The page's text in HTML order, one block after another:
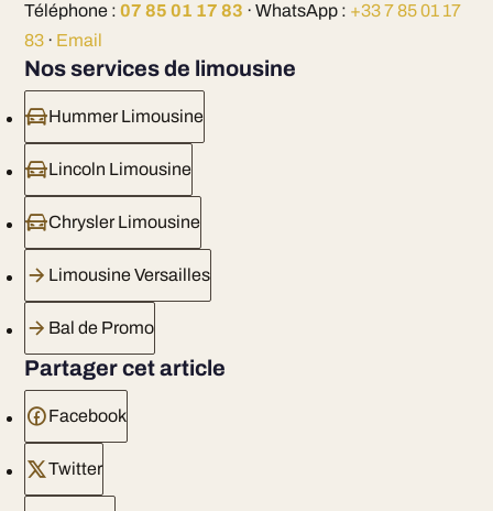
Téléphone : 07 85 01 17 83 · WhatsApp : +33 7 85 01 17
83· Email
Nos services de limousine
Hummer Limousine
Lincoln Limousine
Chrysler Limousine
Limousine Versailles
Bal de Promo
Partager cet article
Facebook
Twitter